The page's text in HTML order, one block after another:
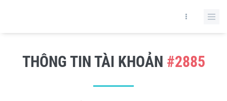
THÔNG TIN TÀI KHOẢN #2885